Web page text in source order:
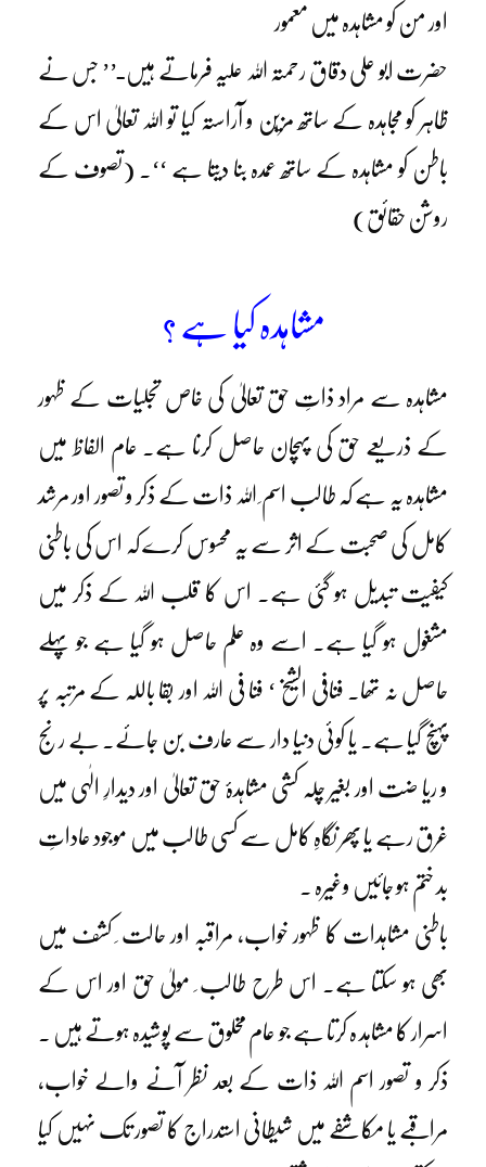
اور من کو مشاہدہ میں معمور
حضرت ابو علی دقاق رحمتہ اللہ علیہ فرماتے ہیں ـ’’ جس نے
ظاہر کو مجاہدہ کے ساتھ مزیّن و آراستہ کیا تو اللہ تعالیٰ اس کے
باطن کو مشاہدہ کے ساتھ عمدہ بنا دیتا ہے ‘‘۔ (تصوف کے
روشن حقائق)
مشاہدہ کیا ہے ؟
مشاہدہ سے مراد ذاتِ حق تعالیٰ کی خاص تجلیات کے ظہور
کے ذریعے حق کی پہچان حاصل کرنا ہے۔ عام الفاظ میں
مشاہدہ یہ ہے کہ طالب اسم ِ اللہ ذات کے ذکر و تصور اور مرشد
کامل کی صحبت کے اثر سے یہ محسوس کرے کہ اس کی باطنی
کیفیت تبدیل ہو گئی ہے۔ اس کا قلب اللہ کے ذکر میں
مشغول ہو گیا ہے۔ اسے وہ علم حاصل ہو گیا ہے جو پہلے
حاصل نہ تھا۔ فنافی الشیخ ‘ فنا فی اللہ اور بقا باللہ کے مرتبہ پر
پہنچ گیا ہے۔ یا کوئی دنیا دار سے عارف بن جائے۔ بے رنج
و ریا ضت اور بغیر چلہ کشی مشاہدۂ حق تعالیٰ اور دیدارِ الٰہی میں
غرق رہے یا پھر نگاہِ کامل سے کسی طالب میں موجود عاداتِ
بد ختم ہو جائیں وغیرہ ۔
باطنی مشاہدات کا ظہور خواب، مراقبہ اور حالت ِ کشف میں
بھی ہو سکتا ہے۔ اس طرح طالب ِ مولیٰ حق اور اس کے
اسرار کا مشاہد ہ کرتا ہے جو عام مخلوق سے پوشیدہ ہوتے ہیں ۔
ذکر و تصور اسم اللہ ذات کے بعد نظر آنے والے خواب،
مراقبے یا مکاشفے میں شیطانی استدراج کا تصور تک نہیں کیا